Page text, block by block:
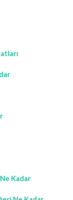
Kadar